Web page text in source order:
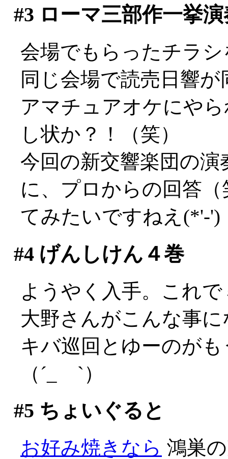
#3 ローマ三部作一挙
会場でもらったチラ
同じ会場で読売日響
アマチュアオケにや
し状か？！（笑）
今回の新交響楽団の
に、プロからの回答
てみたいですねえ(*'-')
#4げんしけん４巻
ようやく入手。これ
大野さんがこんな事
キバ巡回とゆーのが
（´_ゝ`）
#5 ちょいぐると
お好み焼きなら 鴻巣